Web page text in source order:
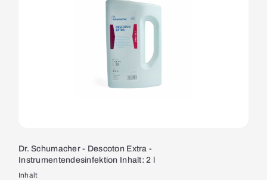
Dr. Schumacher - Descoton Extra -
Instrumentendesinfektion Inhalt: 2 l
Inhalt